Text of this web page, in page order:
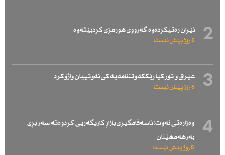
2 ئێران رەتیكردەوە گەرووی هورمزی كردبێتەوە
5 رۆژ پێش ئێستا
3 عیراق و توركیا رێككەوتننامەیەكی نەوتییان واژۆكرد
6 رۆژ پێش ئێستا
4
وەزارەتی نەوت: ناسەقامگیری بازاڕ كاریگەریی كردوەتە سەر بڕی
بەرهەمهێنان
5 رۆژ پێش ئێستا